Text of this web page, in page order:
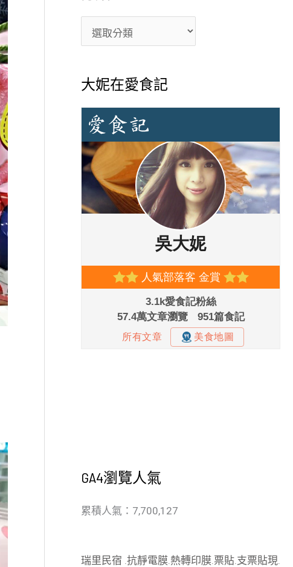
大妮在愛食記
GA4瀏覽人氣
累積人氣：7,700,127
瑞里民宿 抗靜電膜. 熱轉印膜. 票貼. 支票貼現